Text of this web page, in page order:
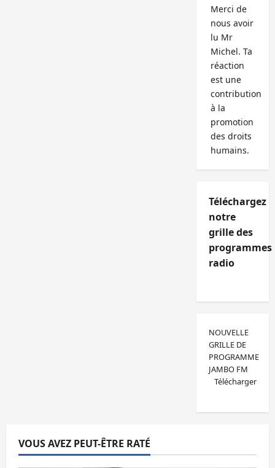
Merci de
nous avoir
lu Mr
Michel. Ta
réaction
est une
contribution
à la
promotion
des droits
humains.
Téléchargez
notre
grille des
programmes
radio
NOUVELLE
GRILLE DE
PROGRAMME
JAMBO FM
Télécharger
VOUS AVEZ PEUT-ÊTRE RATÉ